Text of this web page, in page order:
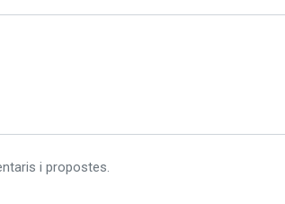
i propostes.